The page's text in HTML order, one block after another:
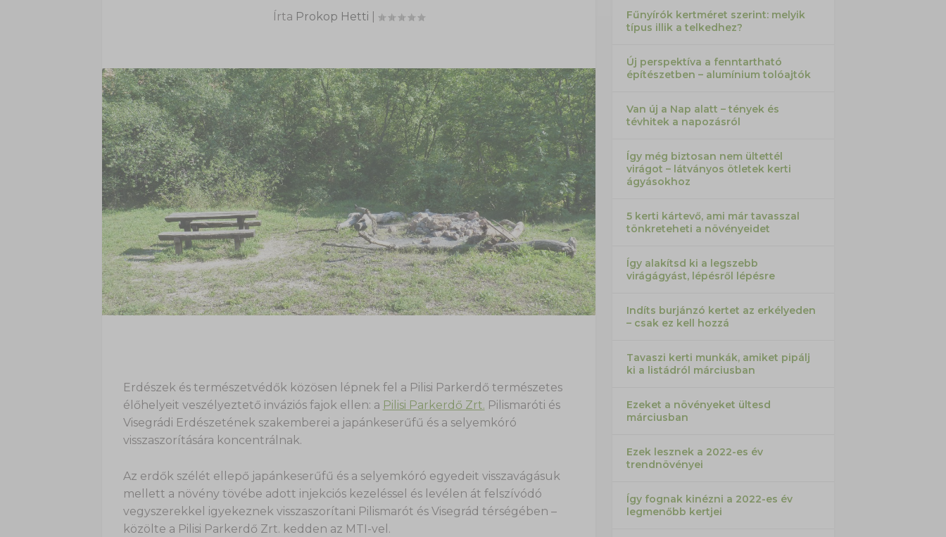
Írta Prokop Hetti
Erdészek és természetvédők közösen lépnek fel a Pilisi Parkerdő természetes
élőhelyeit veszélyeztető inváziós fajok ellen: a Pilisi Parkerdő Zrt. Pilismaróti és
Visegrádi Erdészetének szakemberei a japánkeserűfű és a selyemkóró
visszaszorítására koncentrálnak.
Az erdők szélét ellepő japánkeserűfű és a selyemkóró egyedeit visszavágásuk
mellett a növény tövébe adott injekciós kezeléssel és levélen át felszívódó
vegyszerekkel igyekeznek visszaszorítani Pilismarót és Visegrád térségében –
közölte a Pilisi Parkerdő Zrt. kedden az MTI-vel.
Fűnyírók kertméret szerint: melyik
típus illik a telkedhez?
Új perspektíva a fenntartható
építészetben – alumínium tolóajtók
Van új a Nap alatt – tények és
tévhitek a napozásról
Így még biztosan nem ültettél
virágot – látványos ötletek kerti
ágyásokhoz
5 kerti kártevő, ami már tavasszal
tönkreteheti a növényeidet
Így alakítsd ki a legszebb
virágágyást, lépésről lépésre
Indíts burjánzó kertet az erkélyeden
– csak ez kell hozzá
Tavaszi kerti munkák, amiket pipálj
ki a listádról márciusban
Ezeket a növényeket ültesd
márciusban
Ezek lesznek a 2022-es év
trendnövényei
Így fognak kinézni a 2022-es év
legmenőbb kertjei